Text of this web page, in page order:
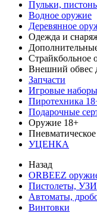
Пульки,
Водное оружие
Деревянное
Одежда и
Страйкбольное
Внешний обвес
Запчасти
Игровые наборы
Пиротехника
Подарочные
Оружие 18+
УЦЕНКА
Назад
ORBEEZ
Пистолеты, УЗИ
Автоматы,
Винтовки